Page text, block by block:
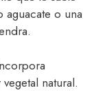
aguacate o una
natural.